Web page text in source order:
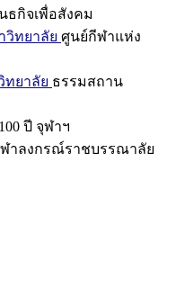
ธกิจเพื่อสังคม
ทยาลัย ศูนย์กีฬาแห่ง
ทยาลัย ธรรมสถาน
ปี จุฬาฯ
าลงกรณ์ราชบรรณาลัย